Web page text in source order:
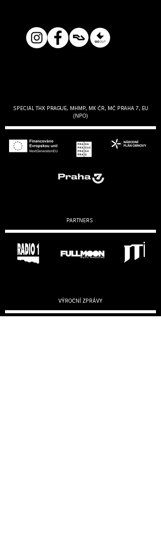
SPECIAL THX PRAGUE, MHMP, MK ČR, MČ PRAHA 7, EU
(NPO)
PARTNERS
VÝROČNÍ ZPRÁVY